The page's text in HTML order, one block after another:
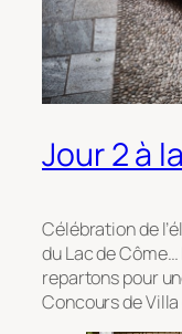
Jour 2 à
Célébration de
du Lac de
repartons pour
Concours de Villa